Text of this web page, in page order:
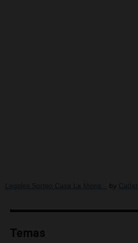
Legales Sorteo Casa La Mona... by
Temas